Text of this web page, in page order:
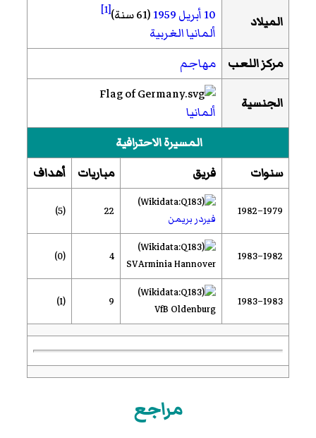
الميلاد 10 أبريل 1959(61 سنة) [1]
ألمانيا الغربية
مركز اللعب
مهاجم
الجنسية
ألمانيا
المسيرة الاحترافية
سنوات
فريق مباريات أهداف
1979–1982
فيردر بريمن
22
(5)
1982–1983
SV Arminia Hannover
4
(0)
1983–1983
VfB Oldenburg
9
(1)
مراجع